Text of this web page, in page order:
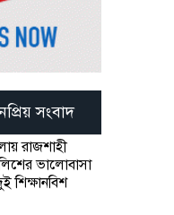
সংবাদ
রাজশাহী
ভালোবাসা
শিক্ষানবিশ